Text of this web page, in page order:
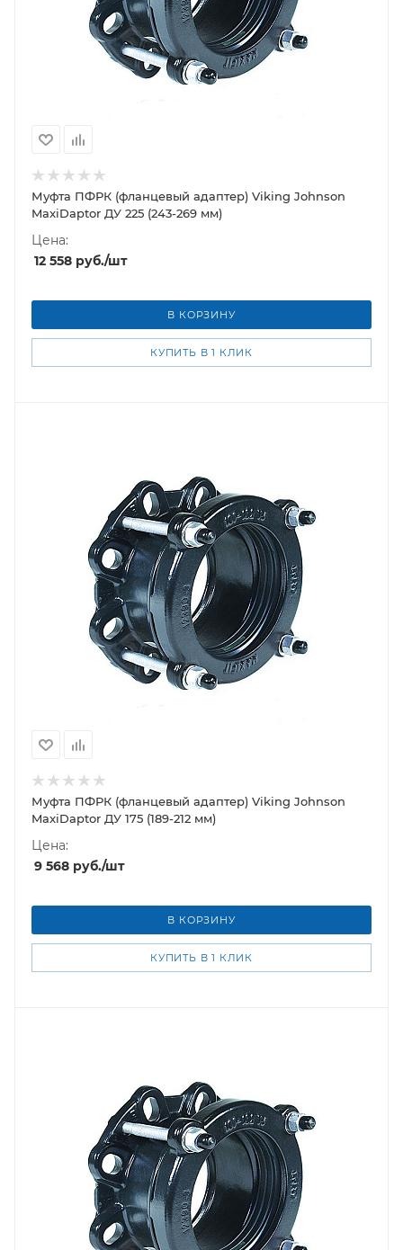
Муфта ПФРК (фланцевый адаптер) Viking Johnson
MaxiDaptor ДУ 225 (243-269 мм)
Цена:
12 558 руб./шт
В КОРЗИНУ
КУПИТЬ В 1 КЛИК
Муфта ПФРК (фланцевый адаптер) Viking Johnson
MaxiDaptor ДУ 175 (189-212 мм)
Цена:
9 568 руб./шт
В КОРЗИНУ
КУПИТЬ В 1 КЛИК